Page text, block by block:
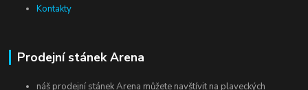
Kontakty
Prodejní stánek Arena
náš prodejní stánek Arena můžete navštívit na plaveckých